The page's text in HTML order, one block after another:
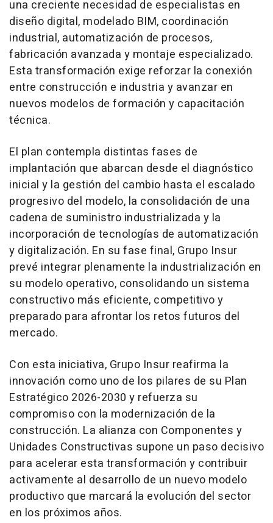
una creciente necesidad de especialistas en
diseño digital, modelado BIM, coordinación
industrial, automatización de procesos,
fabricación avanzada y montaje especializado.
Esta transformación exige reforzar la conexión
entre construcción e industria y avanzar en
nuevos modelos de formación y capacitación
técnica.
El plan contempla distintas fases de
implantación que abarcan desde el diagnóstico
inicial y la gestión del cambio hasta el escalado
progresivo del modelo, la consolidación de una
cadena de suministro industrializada y la
incorporación de tecnologías de automatización
y digitalización. En su fase final, Grupo Insur
prevé integrar plenamente la industrialización en
su modelo operativo, consolidando un sistema
constructivo más eficiente, competitivo y
preparado para afrontar los retos futuros del
mercado.
Con esta iniciativa, Grupo Insur reafirma la
innovación como uno de los pilares de su Plan
Estratégico 2026-2030 y refuerza su
compromiso con la modernización de la
construcción. La alianza con Componentes y
Unidades Constructivas supone un paso decisivo
para acelerar esta transformación y contribuir
activamente al desarrollo de un nuevo modelo
productivo que marcará la evolución del sector
en los próximos años.